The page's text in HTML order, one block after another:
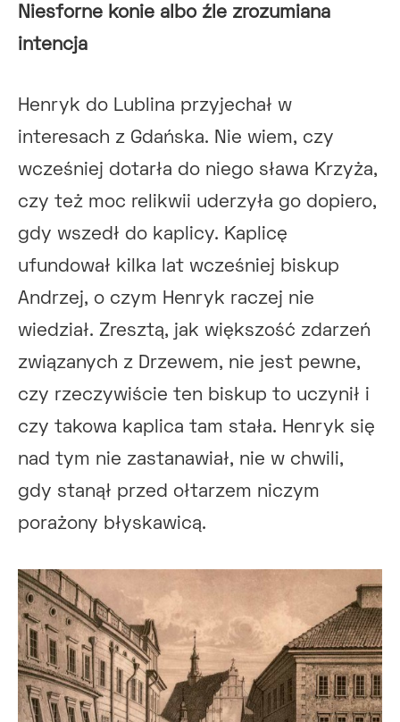
Niesforne konie albo źle zrozumiana
intencja
Henryk do Lublina przyjechał w
interesach z Gdańska. Nie wiem, czy
wcześniej dotarła do niego sława Krzyża,
czy też moc relikwii uderzyła go dopiero,
gdy wszedł do kaplicy. Kaplicę
ufundował kilka lat wcześniej biskup
Andrzej, o czym Henryk raczej nie
wiedział. Zresztą, jak większość zdarzeń
związanych z Drzewem, nie jest pewne,
czy rzeczywiście ten biskup to uczynił i
czy takowa kaplica tam stała. Henryk się
nad tym nie zastanawiał, nie w chwili,
gdy stanął przed ołtarzem niczym
porażony błyskawicą.